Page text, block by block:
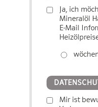
Ja, ich
Mineralöl
E-Mail
Mir ist